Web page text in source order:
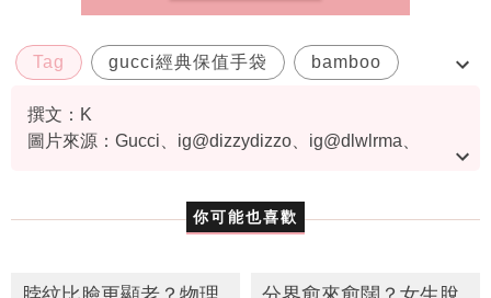
Tag gucci經典保值手袋 bamboo
supreme
撰文：K
圖片來源：Gucci、ig@dizzydizzo、ig@dlwlrma、
你可能也喜歡